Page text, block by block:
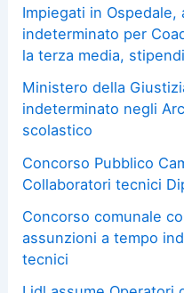
Impiegati in
indeterminato per
la terza media,
Ministero della
indeterminato negli
scolastico
Concorso Pubblico
Collaboratori tecnici
Concorso comunale
assunzioni a tempo
tecnici